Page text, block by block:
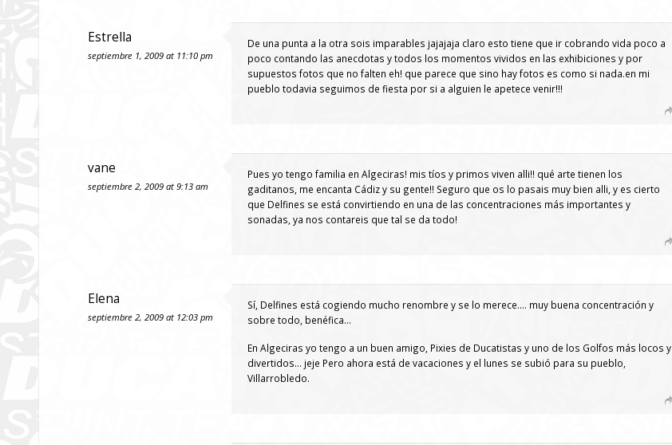
Estrella
septiembre 1, 2009 at 11:10 pm
De una punta a la otra sois imparables jajajaja claro esto tiene que ir cobrando vida poco a
poco contando las anecdotas y todos los momentos vividos en las exhibiciones y por
supuestos fotos que no falten eh! que parece que sino hay fotos es como si nada.en mi
pueblo todavia seguimos de fiesta por si a alguien le apetece venir!!!
vane
septiembre 2, 2009 at 9:13 am
Pues yo tengo familia en Algeciras! mis tíos y primos viven alli!! qué arte tienen los
gaditanos, me encanta Cádiz y su gente!! Seguro que os lo pasais muy bien alli, y es cierto
que Delfines se está convirtiendo en una de las concentraciones más importantes y
sonadas, ya nos contareis que tal se da todo!
Elena
septiembre 2, 2009 at 12:03 pm
Sí, Delfines está cogiendo mucho renombre y se lo merece…. muy buena concentración y
sobre todo, benéfica…
En Algeciras yo tengo a un buen amigo, Pixies de Ducatistas y uno de los Golfos más locos y
divertidos… jeje Pero ahora está de vacaciones y el lunes se subió para su pueblo,
Villarrobledo.